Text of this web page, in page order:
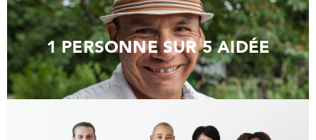
1 PERSONNE SUR 5 AIDÉE